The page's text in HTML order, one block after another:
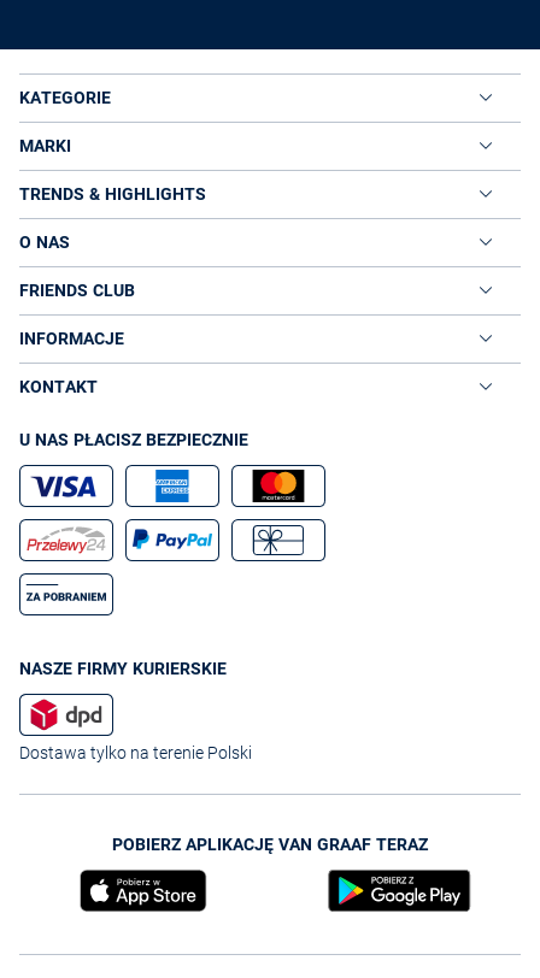
KATEGORIE
MARKI
TRENDS & HIGHLIGHTS
O NAS
FRIENDS CLUB
INFORMACJE
KONTAKT
U NAS PŁACISZ BEZPIECZNIE
NASZE FIRMY KURIERSKIE
Dostawa tylko na terenie Polski
POBIERZ APLIKACJĘ VAN GRAAF TERAZ